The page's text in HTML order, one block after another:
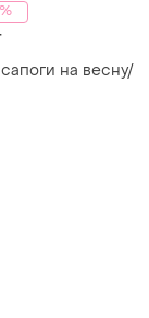
на весну/